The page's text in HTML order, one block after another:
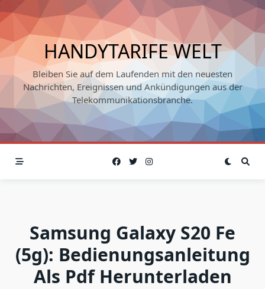
Skip
to
content
HANDYTARIFE WELT
Bleiben Sie auf dem Laufenden mit den neuesten
Nachrichten, Ereignissen und Ankündigungen aus der
Telekommunikationsbranche.
Samsung Galaxy S20 Fe
(5g): Bedienungsanleitung
Als Pdf Herunterladen